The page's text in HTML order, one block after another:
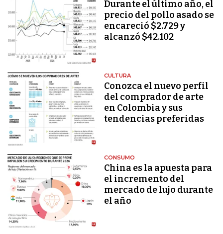
Durante el último año, el
precio del pollo asado se
encareció $2.729 y
alcanzó $42.102
CULTURA
Conozca el nuevo perfil
del comprador de arte
en Colombia y sus
tendencias preferidas
CONSUMO
China es la apuesta para
el incremento del
mercado de lujo durante
el año